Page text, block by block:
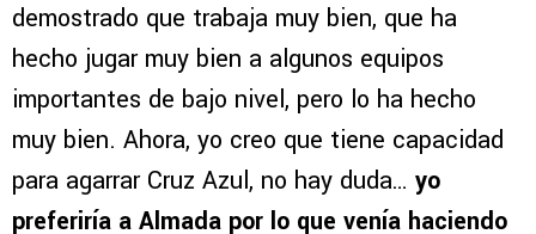
demostrado que trabaja muy bien, que ha
hecho jugar muy bien a algunos equipos
importantes de bajo nivel, pero lo ha hecho
muy bien. Ahora, yo creo que tiene capacidad
para agarrar Cruz Azul, no hay duda… yo
preferiría a Almada por lo que venía haciendo